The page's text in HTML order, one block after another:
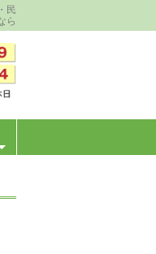
民
ら